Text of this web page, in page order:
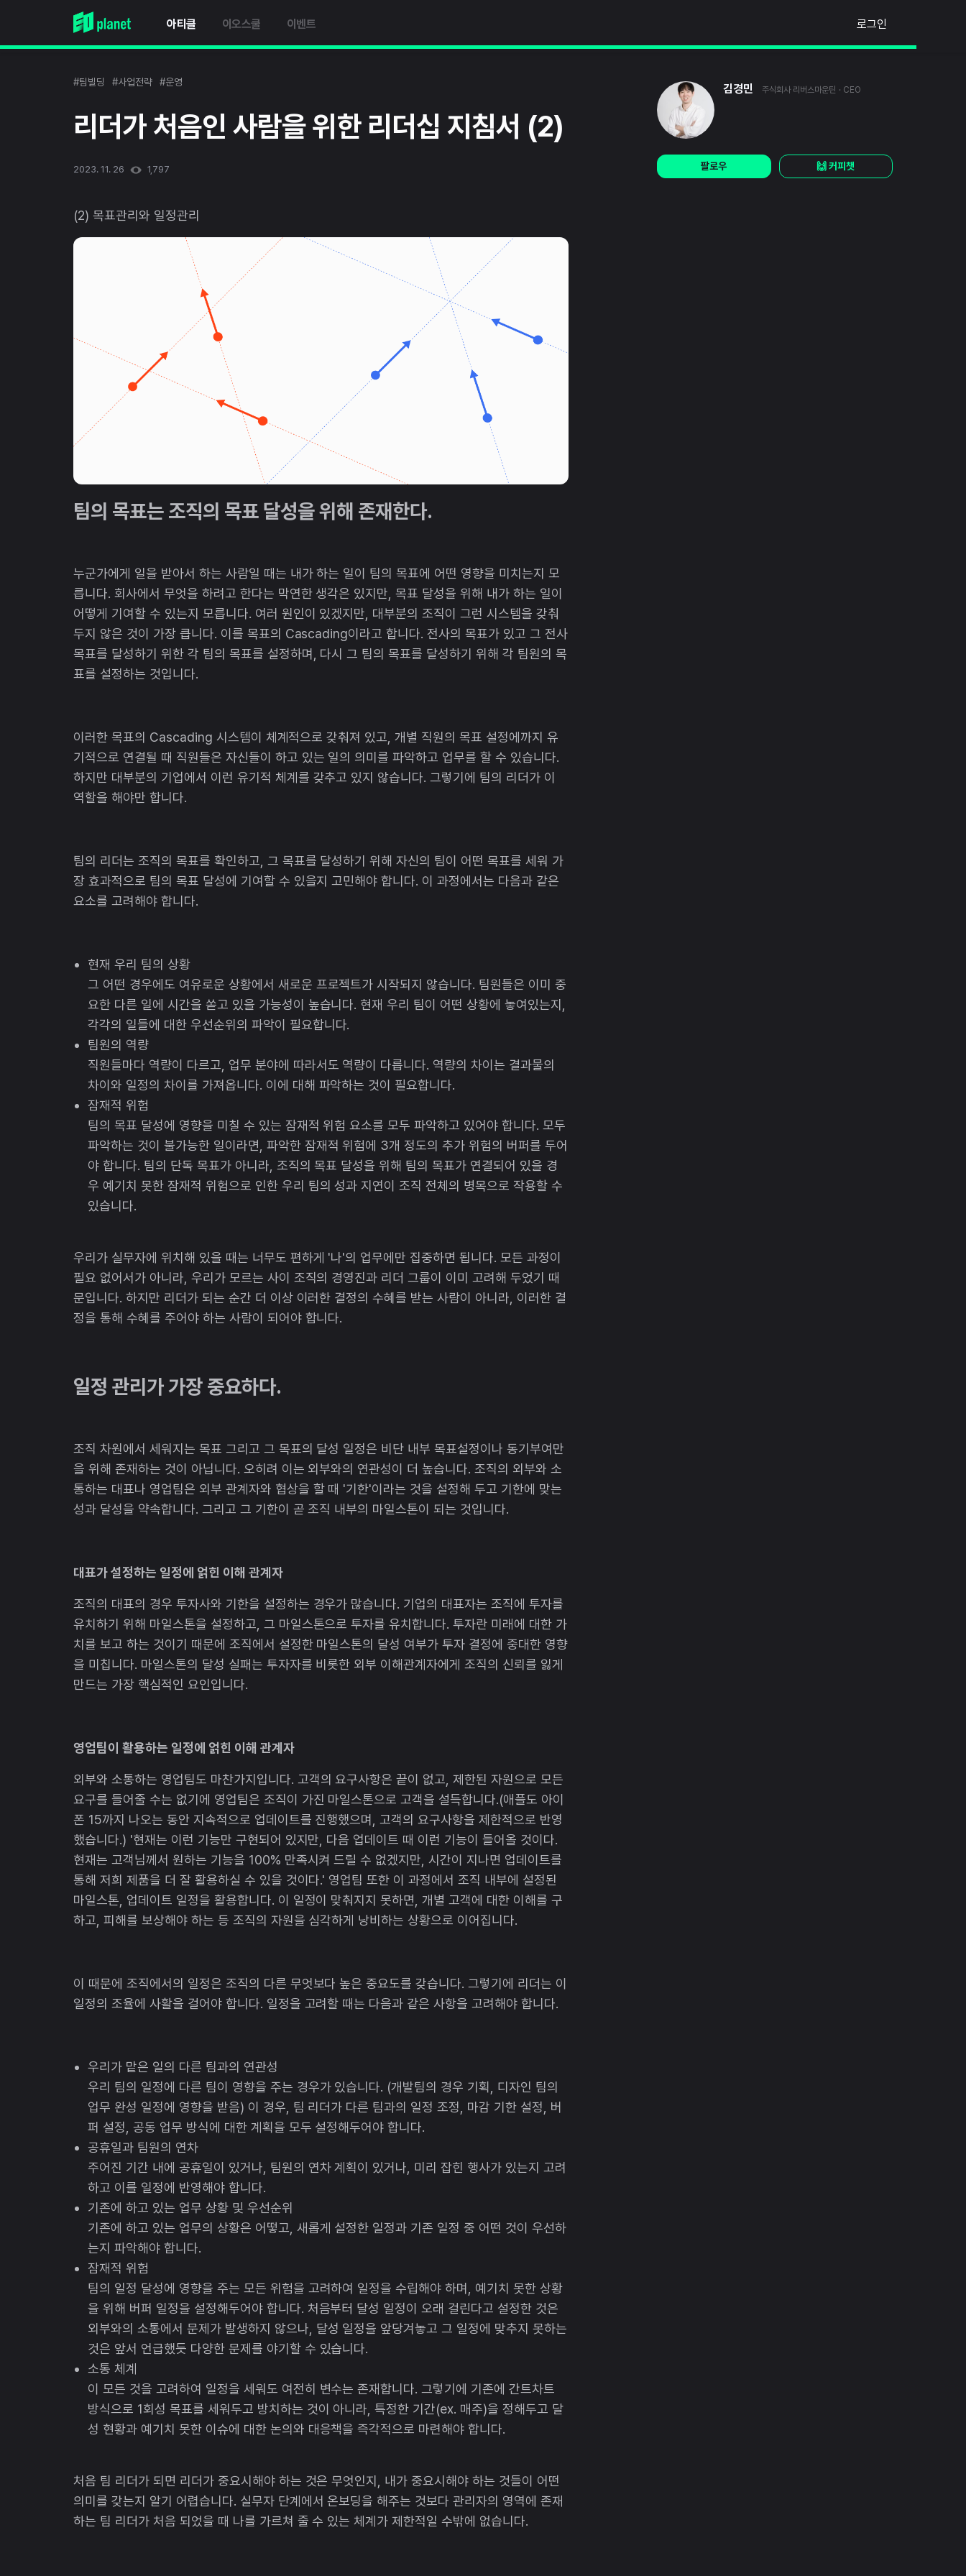
아티클 이오스쿨 이벤트 로그인
#팀빌딩 #사업전략 #운영
리더가 처음인 사람을 위한 리더십 지침서 (2)
2023. 11. 26 1,797
(2) 목표관리와 일정관리
팀의 목표는 조직의 목표 달성을 위해 존재한다.
누군가에게 일을 받아서 하는 사람일 때는 내가 하는 일이 팀의 목표에 어떤 영향을 미치는지 모
릅니다. 회사에서 무엇을 하려고 한다는 막연한 생각은 있지만, 목표 달성을 위해 내가 하는 일이
어떻게 기여할 수 있는지 모릅니다. 여러 원인이 있겠지만, 대부분의 조직이 그런 시스템을 갖춰
두지 않은 것이 가장 큽니다. 이를 목표의 Cascading이라고 합니다. 전사의 목표가 있고 그 전사
목표를 달성하기 위한 각 팀의 목표를 설정하며, 다시 그 팀의 목표를 달성하기 위해 각 팀원의 목
표를 설정하는 것입니다.
이러한 목표의 Cascading 시스템이 체계적으로 갖춰져 있고, 개별 직원의 목표 설정에까지 유
기적으로 연결될 때 직원들은 자신들이 하고 있는 일의 의미를 파악하고 업무를 할 수 있습니다.
하지만 대부분의 기업에서 이런 유기적 체계를 갖추고 있지 않습니다. 그렇기에 팀의 리더가 이
역할을 해야만 합니다.
팀의 리더는 조직의 목표를 확인하고, 그 목표를 달성하기 위해 자신의 팀이 어떤 목표를 세워 가
장 효과적으로 팀의 목표 달성에 기여할 수 있을지 고민해야 합니다. 이 과정에서는 다음과 같은
요소를 고려해야 합니다.
현재 우리 팀의 상황
그 어떤 경우에도 여유로운 상황에서 새로운 프로젝트가 시작되지 않습니다. 팀원들은 이미 중
요한 다른 일에 시간을 쏟고 있을 가능성이 높습니다. 현재 우리 팀이 어떤 상황에 놓여있는지,
각각의 일들에 대한 우선순위의 파악이 필요합니다.
팀원의 역량
직원들마다 역량이 다르고, 업무 분야에 따라서도 역량이 다릅니다. 역량의 차이는 결과물의
차이와 일정의 차이를 가져옵니다. 이에 대해 파악하는 것이 필요합니다.
잠재적 위험
팀의 목표 달성에 영향을 미칠 수 있는 잠재적 위험 요소를 모두 파악하고 있어야 합니다. 모두
파악하는 것이 불가능한 일이라면, 파악한 잠재적 위험에 3개 정도의 추가 위험의 버퍼를 두어
야 합니다. 팀의 단독 목표가 아니라, 조직의 목표 달성을 위해 팀의 목표가 연결되어 있을 경
우 예기치 못한 잠재적 위험으로 인한 우리 팀의 성과 지연이 조직 전체의 병목으로 작용할 수
있습니다.
우리가 실무자에 위치해 있을 때는 너무도 편하게 '나'의 업무에만 집중하면 됩니다. 모든 과정이
필요 없어서가 아니라, 우리가 모르는 사이 조직의 경영진과 리더 그룹이 이미 고려해 두었기 때
문입니다. 하지만 리더가 되는 순간 더 이상 이러한 결정의 수혜를 받는 사람이 아니라, 이러한 결
정을 통해 수혜를 주어야 하는 사람이 되어야 합니다.
일정 관리가 가장 중요하다.
조직 차원에서 세워지는 목표 그리고 그 목표의 달성 일정은 비단 내부 목표설정이나 동기부여만
을 위해 존재하는 것이 아닙니다. 오히려 이는 외부와의 연관성이 더 높습니다. 조직의 외부와 소
통하는 대표나 영업팀은 외부 관계자와 협상을 할 때 '기한'이라는 것을 설정해 두고 기한에 맞는
성과 달성을 약속합니다. 그리고 그 기한이 곧 조직 내부의 마일스톤이 되는 것입니다.
대표가 설정하는 일정에 얽힌 이해 관계자
조직의 대표의 경우 투자사와 기한을 설정하는 경우가 많습니다. 기업의 대표자는 조직에 투자를
유치하기 위해 마일스톤을 설정하고, 그 마일스톤으로 투자를 유치합니다. 투자란 미래에 대한 가
치를 보고 하는 것이기 때문에 조직에서 설정한 마일스톤의 달성 여부가 투자 결정에 중대한 영향
을 미칩니다. 마일스톤의 달성 실패는 투자자를 비롯한 외부 이해관계자에게 조직의 신뢰를 잃게
만드는 가장 핵심적인 요인입니다.
영업팀이 활용하는 일정에 얽힌 이해 관계자
외부와 소통하는 영업팀도 마찬가지입니다. 고객의 요구사항은 끝이 없고, 제한된 자원으로 모든
요구를 들어줄 수는 없기에 영업팀은 조직이 가진 마일스톤으로 고객을 설득합니다.(애플도 아이
폰 15까지 나오는 동안 지속적으로 업데이트를 진행했으며, 고객의 요구사항을 제한적으로 반영
했습니다.) '현재는 이런 기능만 구현되어 있지만, 다음 업데이트 때 이런 기능이 들어올 것이다.
현재는 고객님께서 원하는 기능을 100% 만족시켜 드릴 수 없겠지만, 시간이 지나면 업데이트를
통해 저희 제품을 더 잘 활용하실 수 있을 것이다.' 영업팀 또한 이 과정에서 조직 내부에 설정된
마일스톤, 업데이트 일정을 활용합니다. 이 일정이 맞춰지지 못하면, 개별 고객에 대한 이해를 구
하고, 피해를 보상해야 하는 등 조직의 자원을 심각하게 낭비하는 상황으로 이어집니다.
이 때문에 조직에서의 일정은 조직의 다른 무엇보다 높은 중요도를 갖습니다. 그렇기에 리더는 이
일정의 조율에 사활을 걸어야 합니다. 일정을 고려할 때는 다음과 같은 사항을 고려해야 합니다.
우리가 맡은 일의 다른 팀과의 연관성
우리 팀의 일정에 다른 팀이 영향을 주는 경우가 있습니다. (개발팀의 경우 기획, 디자인 팀의
업무 완성 일정에 영향을 받음) 이 경우, 팀 리더가 다른 팀과의 일정 조정, 마감 기한 설정, 버
퍼 설정, 공동 업무 방식에 대한 계획을 모두 설정해두어야 합니다.
공휴일과 팀원의 연차
주어진 기간 내에 공휴일이 있거나, 팀원의 연차 계획이 있거나, 미리 잡힌 행사가 있는지 고려
하고 이를 일정에 반영해야 합니다.
기존에 하고 있는 업무 상황 및 우선순위
기존에 하고 있는 업무의 상황은 어떻고, 새롭게 설정한 일정과 기존 일정 중 어떤 것이 우선하
는지 파악해야 합니다.
잠재적 위험
팀의 일정 달성에 영향을 주는 모든 위험을 고려하여 일정을 수립해야 하며, 예기치 못한 상황
을 위해 버퍼 일정을 설정해두어야 합니다. 처음부터 달성 일정이 오래 걸린다고 설정한 것은
외부와의 소통에서 문제가 발생하지 않으나, 달성 일정을 앞당겨놓고 그 일정에 맞추지 못하는
것은 앞서 언급했듯 다양한 문제를 야기할 수 있습니다.
소통 체계
이 모든 것을 고려하여 일정을 세워도 여전히 변수는 존재합니다. 그렇기에 기존에 간트차트
방식으로 1회성 목표를 세워두고 방치하는 것이 아니라, 특정한 기간(ex. 매주)을 정해두고 달
성 현황과 예기치 못한 이슈에 대한 논의와 대응책을 즉각적으로 마련해야 합니다.
처음 팀 리더가 되면 리더가 중요시해야 하는 것은 무엇인지, 내가 중요시해야 하는 것들이 어떤
의미를 갖는지 알기 어렵습니다. 실무자 단계에서 온보딩을 해주는 것보다 관리자의 영역에 존재
하는 팀 리더가 처음 되었을 때 나를 가르쳐 줄 수 있는 체계가 제한적일 수밖에 없습니다.
김경민 주식회사 리버스마운틴 · CEO
팔로우 🙌 커피챗